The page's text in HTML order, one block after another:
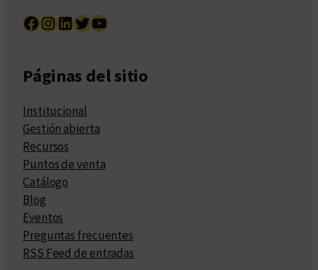
Facebook InstagramLinkedIn Twitter YouTube
Páginas del sitio
Institucional
Gestión abierta
Recursos
Puntos de venta
Catálogo
Blog
Eventos
Preguntas frecuentes
RSS Feed de entradas